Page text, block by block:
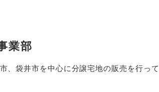
業部
、袋井市を中心に分譲宅地の販売を行って